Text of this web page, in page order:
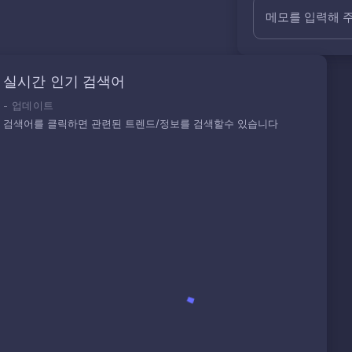
메모를 입력해
실시간 인기 검색어
- 업데이트
검색어를 클릭하면 관련된 트렌드/정보를 검색할수 있습니다